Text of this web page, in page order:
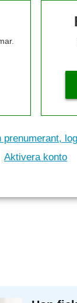
prenumerant,
Aktivera konto